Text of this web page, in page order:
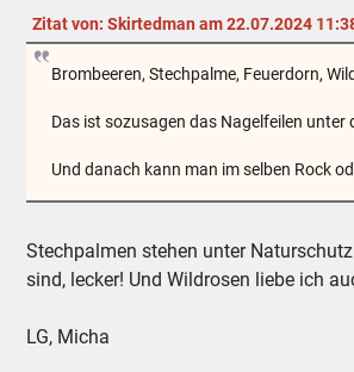
Zitat von: Skirtedman am 22.07.2024
Brombeeren, Stechpalme, Feuerdorn,
Das ist sozusagen das Nagelfeilen
Und danach kann man im selben Rock
Stechpalmen stehen unter
sind, lecker! Und Wildrosen liebe ich
LG, Micha